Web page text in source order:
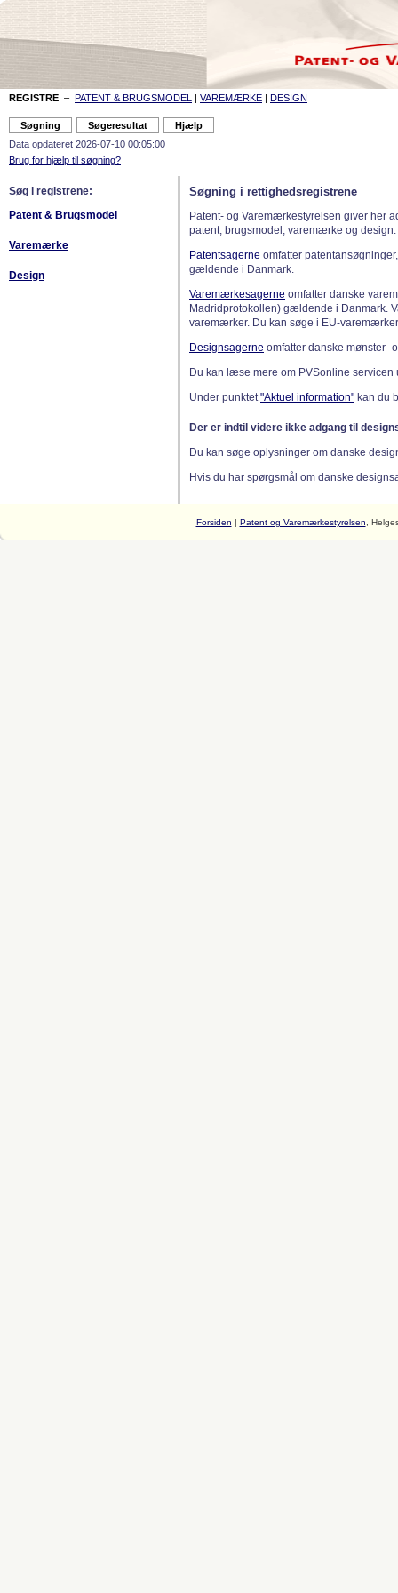
REGISTRE – PATENT & BRUGSMODEL | VAREMÆRKE | DESIGN
Data opdateret 2026-07-10 00:05:00
Brug for hjælp til søgning?
Søg i registrene:
Patent & Brugsmodel
Varemærke
Design
Søgning i rettighedsregistrene
Patent- og Varemærkestyrelsen giver her
patent, brugsmodel, varemærke og design.
Patentsagerne omfatter
gældende i Danmark.
Varemærkesagerne omfatter danske
Madridprotokollen) gældende i Danmark.
varemærker. Du kan søge i EU-
Designsagerne omfatter danske mønster-
Du kan læse mere om PVSonline
Under punktet"Aktuel information" kan du
Der er indtil videre ikke adgang til
Du kan søge oplysninger om danske
Hvis du har spørgsmål om danske
Forsiden | Patent og Varemærkestyrelsen ,